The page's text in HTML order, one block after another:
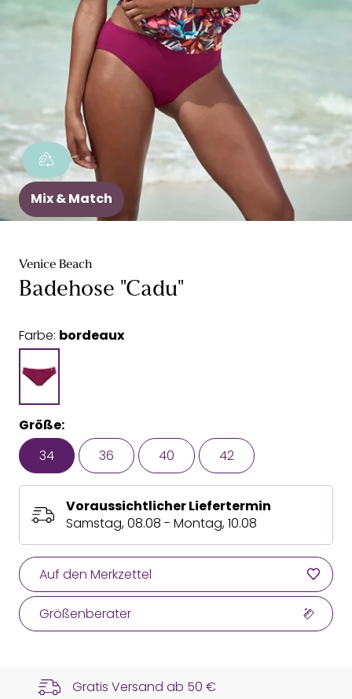
Mix & Match
Venice Beach
Badehose "Cadu"
Farbe: bordeaux
Größe:
34
36 40 42
Voraussichtlicher Liefertermin
Samstag, 08.08 - Montag, 10.08
Auf den Merkzettel
Größenberater
Gratis Versand ab 50 €